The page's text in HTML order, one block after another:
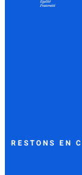
RESTONS EN